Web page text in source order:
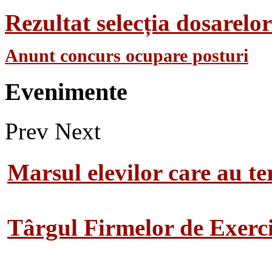
Rezultat selecția
Anunt concurs ocupare posturi
Evenimente
Prev Next
Marsul elevilor care au
Târgul Firmelor de